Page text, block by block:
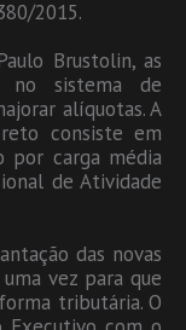
2015.
Brustolin, as
no sistema de
alíquotas. A
consiste em
carga média
de Atividade
das novas
vez para que
tributária. O